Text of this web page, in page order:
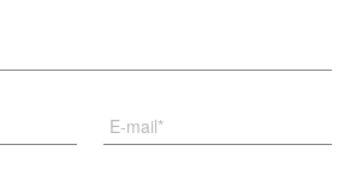
E-mail*